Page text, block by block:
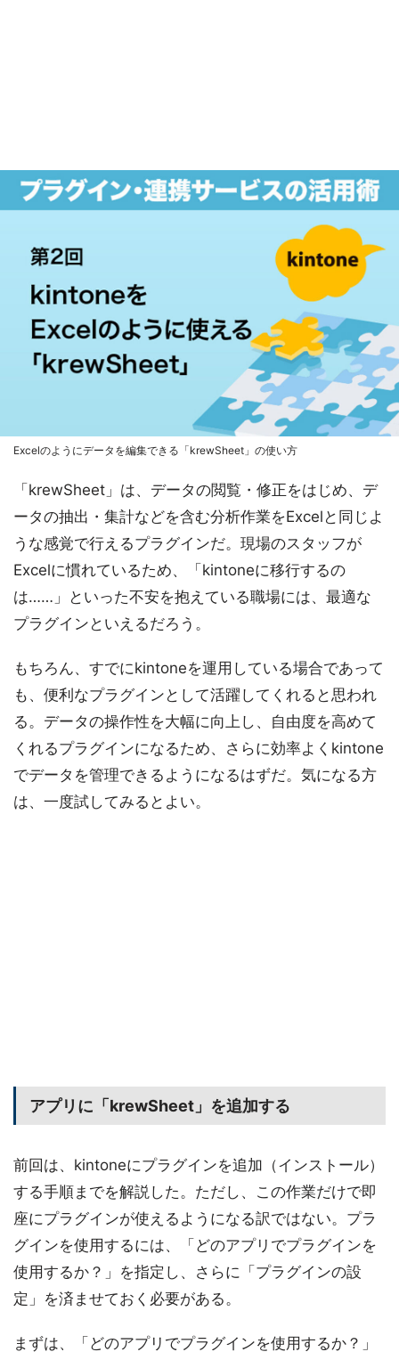
Excelのようにデータを編集できる「krewSheet」の使い方
「krewSheet」は、データの閲覧・修正をはじめ、デ
ータの抽出・集計などを含む分析作業をExcelと同じよ
うな感覚で行えるプラグインだ。現場のスタッフが
Excelに慣れているため、「kintoneに移行するの
は……」といった不安を抱えている職場には、最適な
プラグインといえるだろう。
もちろん、すでにkintoneを運用している場合であって
も、便利なプラグインとして活躍してくれると思われ
る。データの操作性を大幅に向上し、自由度を高めて
くれるプラグインになるため、さらに効率よくkintone
でデータを管理できるようになるはずだ。気になる方
は、一度試してみるとよい。
アプリに「krewSheet」を追加する
前回は、kintoneにプラグインを追加（インストール）
する手順までを解説した。ただし、この作業だけで即
座にプラグインが使えるようになる訳ではない。プラ
グインを使用するには、「どのアプリでプラグインを
使用するか？」を指定し、さらに「プラグインの設
定」を済ませておく必要がある。
まずは、「どのアプリでプラグインを使用するか？」